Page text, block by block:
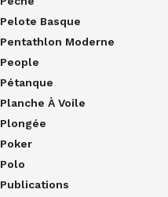
Pelote Basque
Pentathlon Moderne
People
Pétanque
Planche À Voile
Plongée
Poker
Polo
Publications